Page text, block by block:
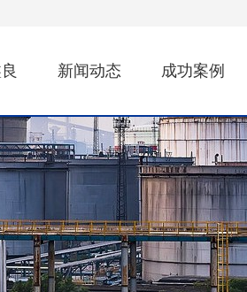
新闻动态 成功案例